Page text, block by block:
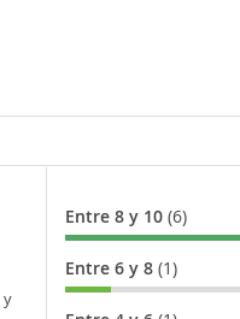
y
Entre 8 y 10 (6)
Entre 6 y 8 (1)